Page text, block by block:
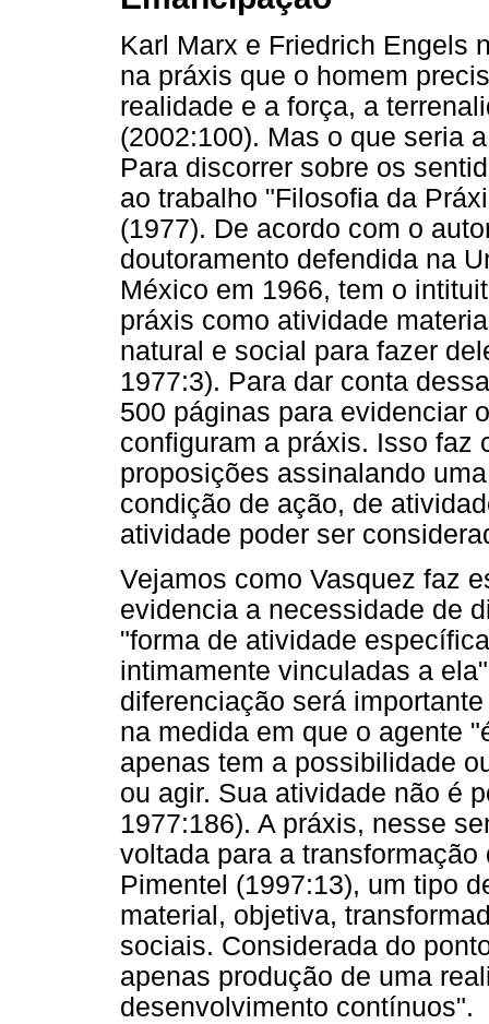
Karl Marx e Friedrich Engels
na práxis que o homem
realidade e a força, a
(2002:100). Mas o que seria
Para discorrer sobre os
ao trabalho "Filosofia da
(1977). De acordo com o
doutoramento defendida na
México em 1966, tem o
práxis como atividade
natural e social para fazer
1977:3). Para dar conta
500 páginas para evidenciar
configuram a práxis. Isso faz
proposições assinalando
condição de ação, de
atividade poder ser
Vejamos como Vasquez faz
evidencia a necessidade de
"forma de atividade
intimamente vinculadas a
diferenciação será
na medida em que o agente
apenas tem a possibilidade
ou agir. Sua atividade não é
1977:186). A práxis, nesse
voltada para a
Pimentel (1997:13), um tipo
material, objetiva,
sociais. Considerada do
apenas produção de uma
desenvolvimento contínuos".